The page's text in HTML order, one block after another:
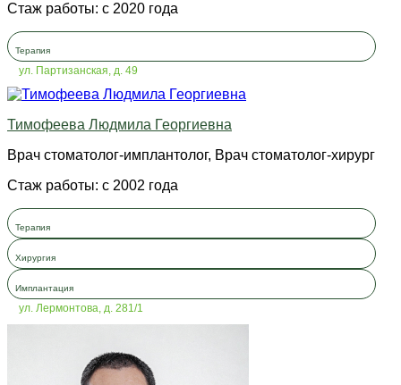
Стаж работы: с 2020 года
Терапия
ул. Партизанская, д. 49
Тимофеева Людмила Георгиевна
Врач стоматолог-имплантолог, Врач стоматолог-хирург
Стаж работы: с 2002 года
Терапия
Хирургия
Имплантация
ул. Лермонтова, д. 281/1